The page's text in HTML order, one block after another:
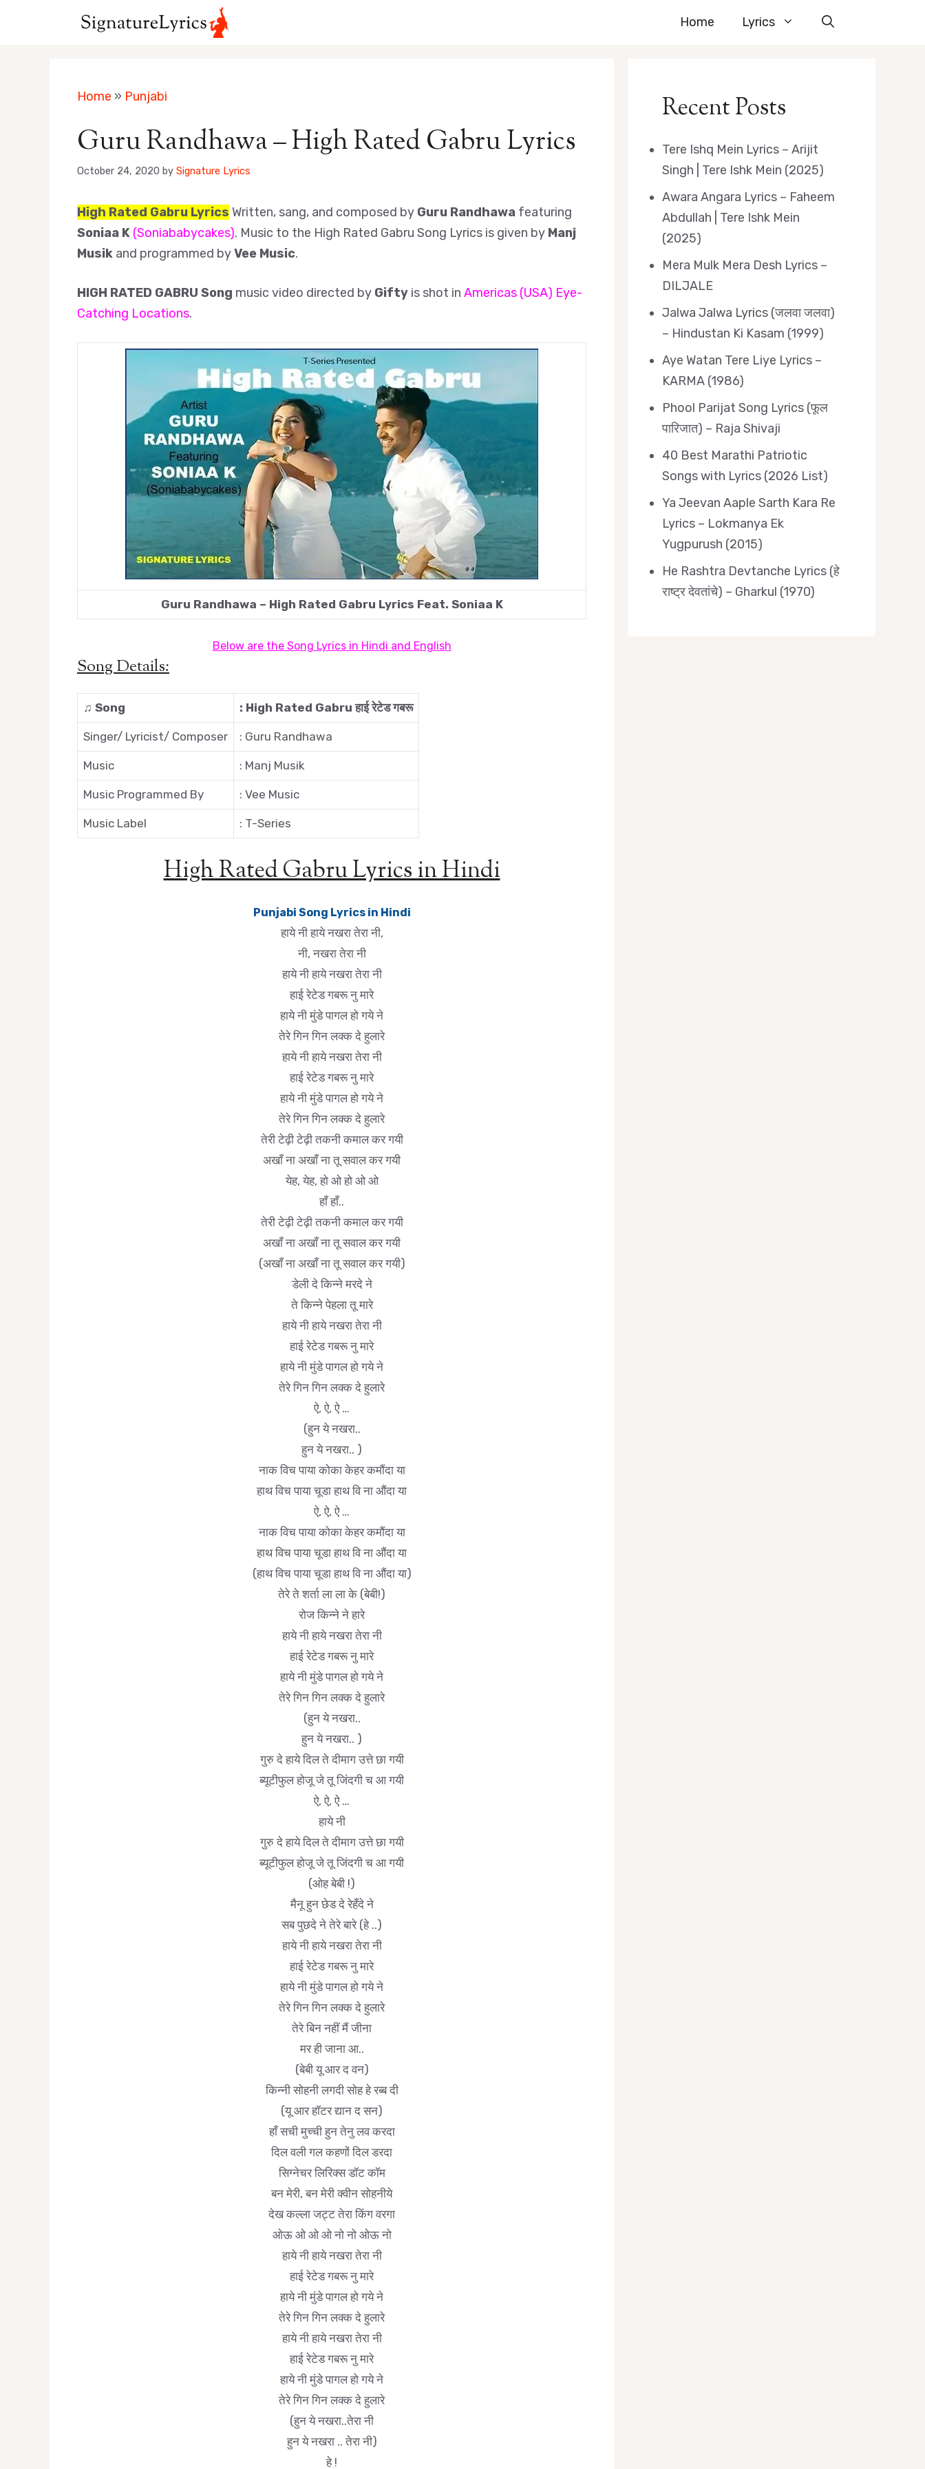
Home Lyrics
Home » Punjabi
Guru Randhawa – High Rated Gabru Lyrics
October 24, 2020 by Signature Lyrics
High Rated Gabru Lyrics Written, sang, and composed by Guru Randhawa featuring
Soniaa K (Soniababycakes). Music to the High Rated Gabru Song Lyrics is given by Manj
Musik and programmed byVee Music.
HIGH RATED GABRU Song music video directed by Gifty is shot in Americas (USA) Eye-
Catching Locations.
Guru Randhawa – High Rated Gabru Lyrics Feat. Soniaa K
Below are the Song Lyrics in Hindi and English
Song Details:
♫ Song : High Rated Gabru हाई रेटेड गबरू
Singer/ Lyricist/ Composer : Guru Randhawa
Music : Manj Musik
Music Programmed By : Vee Music
Music Label : T-Series
High Rated Gabru Lyrics in Hindi
Punjabi Song Lyrics in Hindi
हाये नी हाये नखरा तेरा नी,
नी, नखरा तेरा नी
हाये नी हाये नखरा तेरा नी
हाई रेटेड गबरू नु मारे
हाये नी मुंडे पागल हो गये ने
तेरे गिन गिन लक्क दे हुलारे
हाये नी हाये नखरा तेरा नी
हाई रेटेड गबरू नु मारे
हाये नी मुंडे पागल हो गये ने
तेरे गिन गिन लक्क दे हुलारे
तेरी टेढ़ी टेढ़ी तकनी कमाल कर गयी
अखाँ ना अखाँ ना तू सवाल कर गयी
येह, येह, हो ओ हो ओ ओ
हाँ हाँ..
तेरी टेढ़ी टेढ़ी तकनी कमाल कर गयी
अखाँ ना अखाँ ना तू सवाल कर गयी
(अखाँ ना अखाँ ना तू सवाल कर गयी)
डेली दे किन्ने मरदे ने
ते किन्ने पेहला तू मारे
हाये नी हाये नखरा तेरा नी
हाई रेटेड गबरू नु मारे
हाये नी मुंडे पागल हो गये ने
तेरे गिन गिन लक्क दे हुलारे
ऐ, ऐ, ऐ …
(हुन ये नखरा..
हुन ये नखरा.. )
नाक विच पाया कोका केहर कमौंदा या
हाथ विच पाया चूडा हाथ वि ना औंदा या
ऐ, ऐ, ऐ …
नाक विच पाया कोका केहर कमौंदा या
हाथ विच पाया चूडा हाथ वि ना औंदा या
(हाथ विच पाया चूडा हाथ वि ना औंदा या)
तेरे ते शर्ता ला ला के (बेबी!)
रोज किन्ने ने हारे
हाये नी हाये नखरा तेरा नी
हाई रेटेड गबरू नु मारे
हाये नी मुंडे पागल हो गये ने
तेरे गिन गिन लक्क दे हुलारे
(हुन ये नखरा..
हुन ये नखरा.. )
गुरु दे हाये दिल ते दीमाग उत्ते छा गयी
ब्यूटीफुल होजू जे तू जिंदगी च आ गयी
ऐ, ऐ, ऐ …
हाये नी
गुरु दे हाये दिल ते दीमाग उत्ते छा गयी
ब्यूटीफुल होजू जे तू जिंदगी च आ गयी
(ओह बेबी !)
मैनू हुन छेड दे रेहँदे ने
सब पुछदे ने तेरे बारे (हे ..)
हाये नी हाये नखरा तेरा नी
हाई रेटेड गबरू नु मारे
हाये नी मुंडे पागल हो गये ने
तेरे गिन गिन लक्क दे हुलारे
तेरे बिन नहीं मैं जीना
मर ही जाना आ..
(बेबी यू आर द वन)
किन्नी सोहनी लगदी सोह हे रब्ब दी
(यू आर हॉटर द्यान द सन)
हाँ सची मुच्ची हुन तेनु लव करदा
दिल वली गल कहणों दिल डरदा
सिग्नेचर लिरिक्स डॉट कॉम
बन मेरी, बन मेरी क्वीन सोहनीये
देख कल्ला जट्ट तेरा किंग वरगा
ओऊ ओ ओ ओ नो नो ओऊ नो
हाये नी हाये नखरा तेरा नी
हाई रेटेड गबरू नु मारे
हाये नी मुंडे पागल हो गये ने
तेरे गिन गिन लक्क दे हुलारे
हाये नी हाये नखरा तेरा नी
हाई रेटेड गबरू नु मारे
हाये नी मुंडे पागल हो गये ने
तेरे गिन गिन लक्क दे हुलारे
(हुन ये नखरा..तेरा नी
हुन ये नखरा .. तेरा नी)
हे !
Recent Posts
Tere Ishq Mein Lyrics – Arijit
Singh | Tere Ishk Mein (2025)
Awara Angara Lyrics – Faheem
Abdullah | Tere Ishk Mein
(2025)
Mera Mulk Mera Desh Lyrics –
DILJALE
Jalwa Jalwa Lyrics (जलवा जलवा)
– Hindustan Ki Kasam (1999)
Aye Watan Tere Liye Lyrics –
KARMA (1986)
Phool Parijat Song Lyrics (फूल
पारिजात) – Raja Shivaji
40 Best Marathi Patriotic
Songs with Lyrics (2026 List)
Ya Jeevan Aaple Sarth Kara Re
Lyrics – Lokmanya Ek
Yugpurush (2015)
He Rashtra Devtanche Lyrics (हे
राष्ट्र देवतांचे) – Gharkul (1970)